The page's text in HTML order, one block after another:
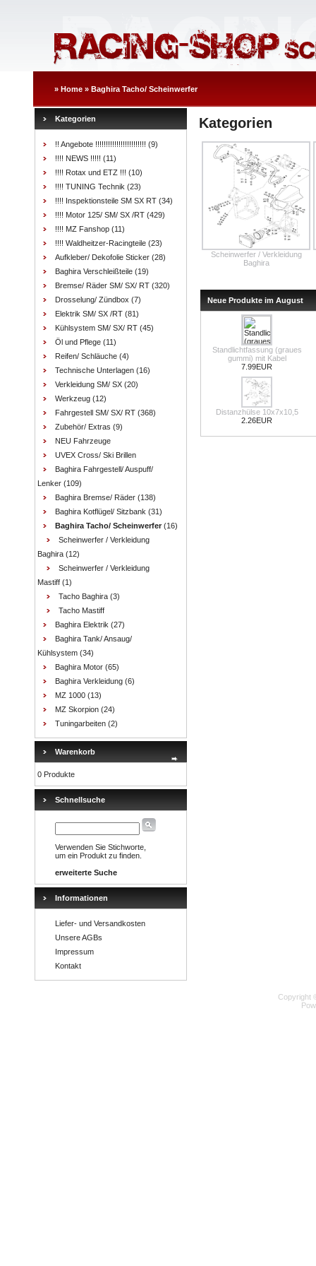
» Home » Baghira Tacho/ Scheinwerfer
Kategorien
!! Angebote !!!!!!!!!!!!!!!!!!!!!!!! (9)
!!!! NEWS !!!!! (11)
!!!! Rotax und ETZ !!! (10)
!!!! TUNING Technik (23)
!!!! Inspektionsteile SM SX RT (34)
!!!! Motor 125/ SM/ SX /RT (429)
!!!! MZ Fanshop (11)
!!!! Waldheitzer-Racingteile (23)
Aufkleber/ Dekofolie Sticker (28)
Baghira Verschleißteile (19)
Bremse/ Räder SM/ SX/ RT (320)
Drosselung/ Zündbox (7)
Elektrik SM/ SX /RT (81)
Kühlsystem SM/ SX/ RT (45)
Öl und Pflege (11)
Reifen/ Schläuche (4)
Technische Unterlagen (16)
Verkleidung SM/ SX (20)
Werkzeug (12)
Fahrgestell SM/ SX/ RT (368)
Zubehör/ Extras (9)
NEU Fahrzeuge
UVEX Cross/ Ski Brillen
Baghira Fahrgestell/ Auspuff/
Lenker (109)
Baghira Bremse/ Räder (138)
Baghira Kotflügel/ Sitzbank (31)
Baghira Tacho/ Scheinwerfer (16)
Scheinwerfer / Verkleidung
Baghira (12)
Scheinwerfer / Verkleidung
Mastiff (1)
Tacho Baghira (3)
Tacho Mastiff
Baghira Elektrik (27)
Baghira Tank/ Ansaug/
Kühlsystem (34)
Baghira Motor (65)
Baghira Verkleidung (6)
MZ 1000 (13)
MZ Skorpion (24)
Tuningarbeiten (2)
Warenkorb
0 Produkte
Schnellsuche
Verwenden Sie Stichworte,
um ein Produkt zu finden.
erweiterte Suche
Informationen
Liefer- und Versandkosten
Unsere AGBs
Impressum
Kontakt
Kategorien
Scheinwerfer / Verkleidung
Baghira
Neue Produkte im August
Standlichtfassung (graues
gummi) mit Kabel
7.99EUR
Distanzhülse 10x7x10,5
2.26EUR
Copyright